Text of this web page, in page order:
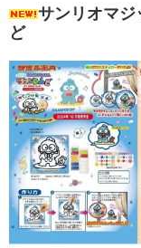
サンリオマジ
ど